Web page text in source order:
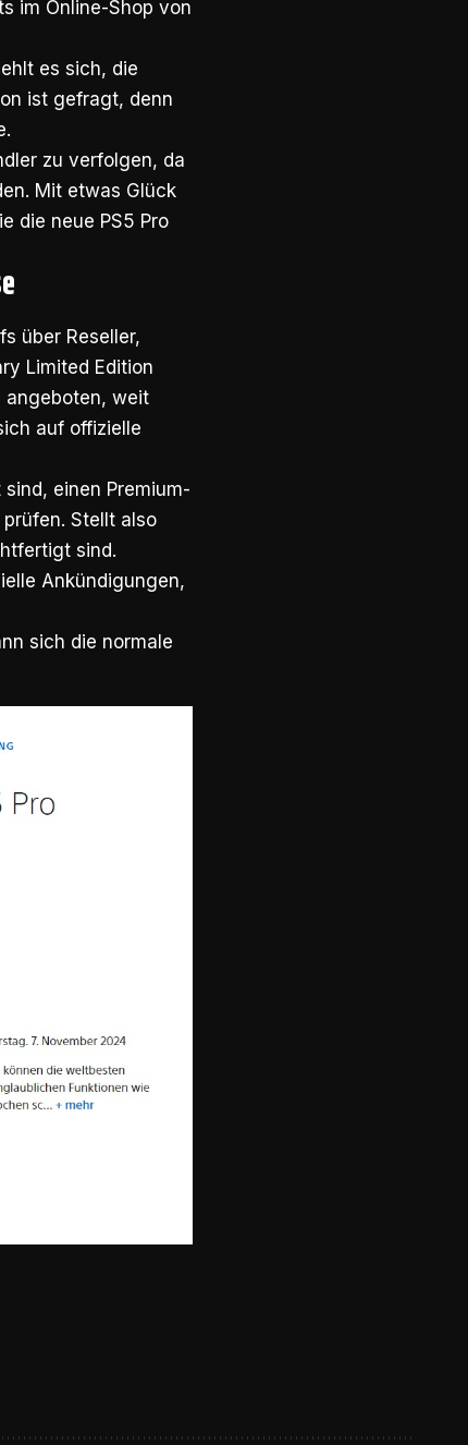
im Online-Shop von
es sich, die
ist gefragt, denn
zu verfolgen, da
Mit etwas Glück
die neue PS5 Pro
über Reseller,
Limited Edition
angeboten, weit
auf offizielle
einen Premium-
Stellt also
sind.
Ankündigungen,
sich die normale